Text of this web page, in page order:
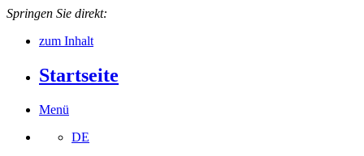
Springen Sie direkt:
zum Inhalt
Startseite
Menü
DE